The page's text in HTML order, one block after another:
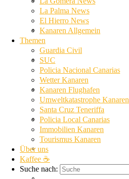
Gran Canaria News
Fuerteventura News
Lanzarote News
La Gomera News
La Palma News
La Palma News
El Hierro News
Kanaren Allgemein
Themen
Guardia Civil
SUC
Policia Nacional Canarias
Wetter Kanaren
Kanaren Flughafen
Umweltkatastrophe Kanaren
Santa Cruz Teneriffa
Policia Local Canarias
Immobilien Kanaren
Tourismus Kanaren
Über uns
Kaffee ☕
Suche nach: